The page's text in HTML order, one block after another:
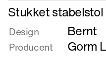
Læs
mere
om
Stukket
stabelstol
Stukket stabelstol
Design Bernt
Producent Gorm